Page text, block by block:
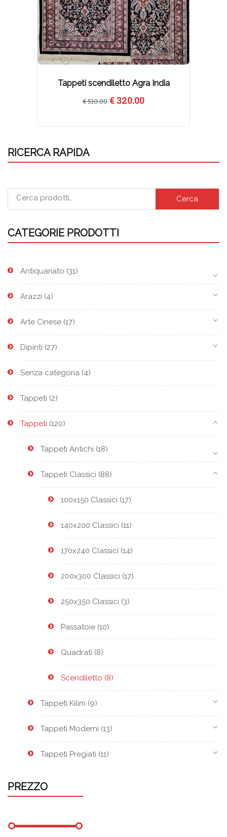
RICERCA RAPIDA
Cerca
CATEGORIE PRODOTTI
Antiquariato (31)
Arazzi (4)
Arte Cinese (17)
Dipinti (27)
Senza categoria (4)
Tappeti (2)
Tappeti (120)
Tappeti Antichi (18)
Tappeti Classici (88)
100x150 Classici (17)
140x200 Classici (11)
170x240 Classici (14)
200x300 Classici (17)
250x350 Classici (3)
Passatoie (10)
Quadrati (8)
Scendiletto (8)
Tappeti Kilim (9)
Tappeti Moderni (13)
Tappeti Pregiati (11)
PREZZO
Tappeti scendiletto Agra India
€510.00 Il
€320.00Il